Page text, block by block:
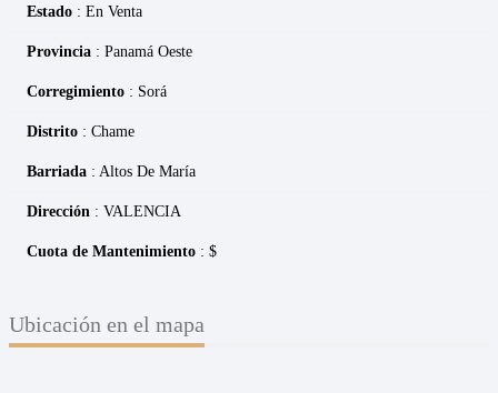
Estado : En Venta
Provincia : Panamá Oeste
Corregimiento : Sorá
Distrito : Chame
Barriada : Altos De María
Dirección : VALENCIA
Cuota de Mantenimiento : $
Ubicación en el mapa